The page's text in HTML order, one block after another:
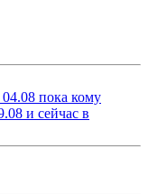
пока кому
и сейчас в